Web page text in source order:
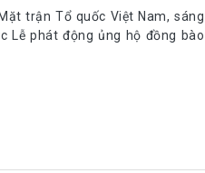
trận Tổ quốc Việt Nam, sáng
Lễ phát động ủng hộ đồng bào